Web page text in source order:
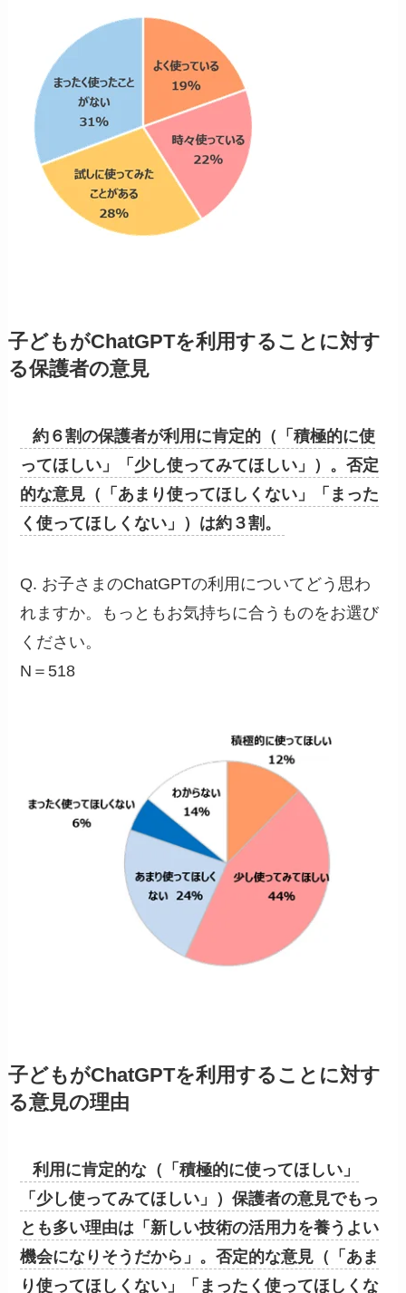
子どもがChatGPTを利用することに対す
る保護者の意見
約６割の保護者が利用に肯定的（「積極的に使
ってほしい」「少し使ってみてほしい」）。否定
的な意見（「あまり使ってほしくない」「まった
く使ってほしくない」）は約３割。
Q. お子さまのChatGPTの利用についてどう思わ
れますか。もっともお気持ちに合うものをお選び
ください。
N＝518
子どもがChatGPTを利用することに対す
る意見の理由
利用に肯定的な（「積極的に使ってほしい」
「少し使ってみてほしい」）保護者の意見でもっ
とも多い理由は「新しい技術の活用力を養うよい
機会になりそうだから」。否定的な意見（「あま
り使ってほしくない」「まったく使ってほしくな